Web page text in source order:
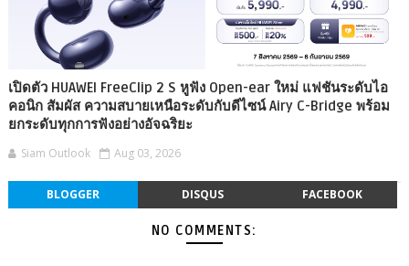
เปิดตัว HUAWEI FreeClip 2 S หูฟัง Open-ear ใหม่ แฟชันระดับไอ
คอนิก สัมผัส ความสบายเหนือระดับกับดีไซน์ Airy C-Bridge พร้อม
ยกระดับทุกการฟังอย่างอัจฉริยะ
Siam Outlook Aug 03, 2026
BLOGGER DISQUS FACEBOOK
NO COMMENTS: